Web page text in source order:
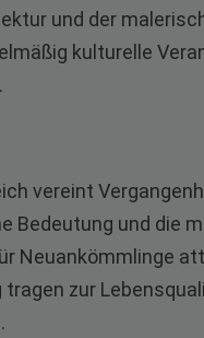
und der
kulturelle
vereint
Bedeutung und die
Neuankömmlinge
zur